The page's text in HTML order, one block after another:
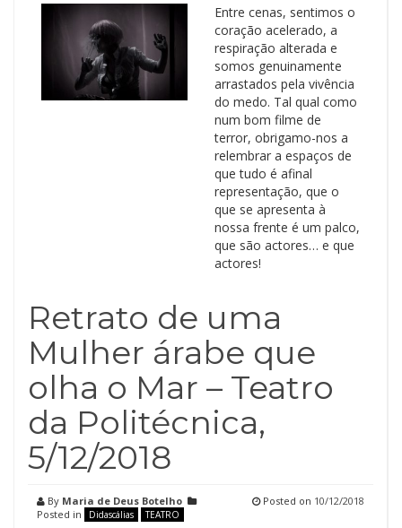
Entre cenas, sentimos o
coração acelerado, a
respiração alterada e
somos genuinamente
arrastados pela vivência
do medo. Tal qual como
num bom filme de
terror, obrigamo-nos a
relembrar a espaços de
que tudo é afinal
representação, que o
que se apresenta à
nossa frente é um palco,
que são actores… e que
actores!
Retrato de uma
Mulher árabe que
olha o Mar – Teatro
da Politécnica,
5/12/2018
By Maria de Deus Botelho
Posted in
Didascálias TEATRO
Posted on 10/12/2018